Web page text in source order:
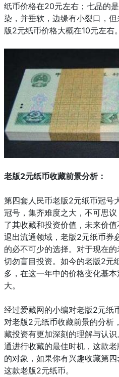
纸币价格在20元左右；七品的
染，并垂软，边缘有小裂口，
版2元纸币价格大概在10元左右。
老版2元纸币收藏前景分析：
第四套人民币老版2元纸币冠号
冠号，集齐难度之大，不可思
了其收藏和投资价值，未来价
退出流通领域，老版2元纸币券
的必不可少的选择。对于现在
切勿盲目投资。如今的老版2元
多，在这一年中的价格变化基
大。
经过爱藏网的小编对老版2元纸
对老版2元纸币收藏前景的分析
藏投资有更加深刻的理解与认
通进行收藏的最佳时机，这款
的对象，如果你有兴趣收藏第
这款老版2元纸币。